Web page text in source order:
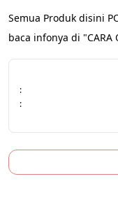
Semua Produk disini
baca infonya di "CARA
:
: